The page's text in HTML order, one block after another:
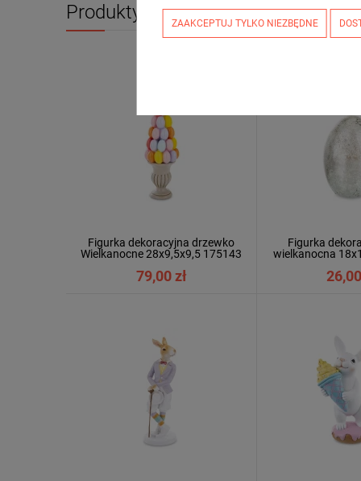
Produkty powiązane
Figurka dekoracyjna drzewko
Wielkanocne 28x9,5x9,5 175143
79,00 zł
Figurka
wielkanocna
ZAAKCEPTUJ TYLKO NIEZBĘDNE